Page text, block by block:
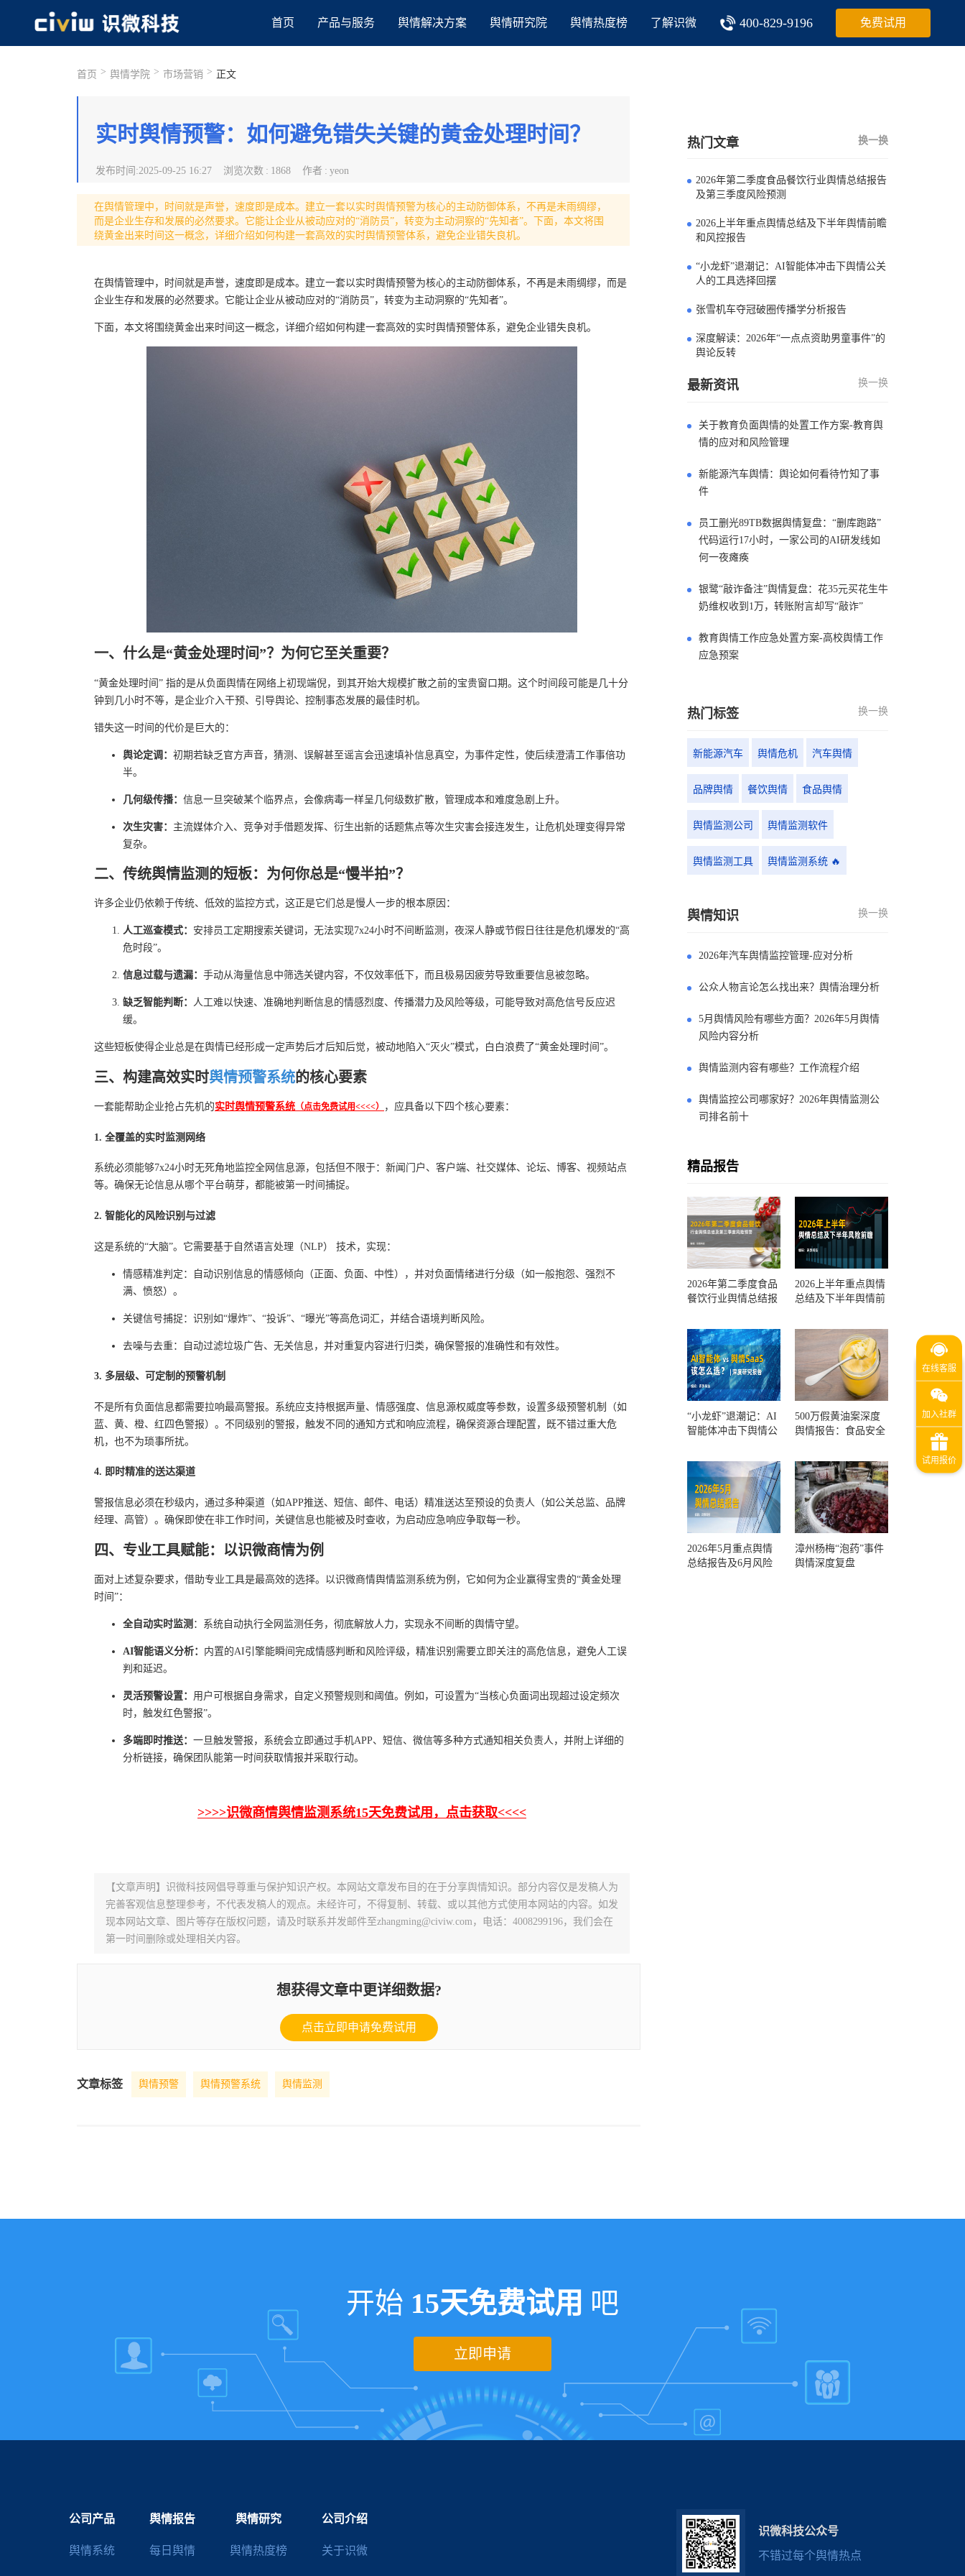
首页 产品与服务 舆情解决方案 舆情研究院 舆情热度榜 了解识微 400-829-9196 免费试用
首页 > 舆情学院 > 市场营销 > 正文
实时舆情预警：如何避免错失关键的黄金处理时间？
发布时间 :2025-09-25 16:27 浏览次数 : 1868 作者 : yeon
在舆情管理中，时间就是声誉，速度即是成本。建立一套以实时舆情预警为核心的主动防御体系，不再是未雨绸缪，
而是企业生存和发展的必然要求。它能让企业从被动应对的“消防员”，转变为主动洞察的“先知者”。下面，本文将围
绕黄金出来时间这一概念，详细介绍如何构建一套高效的实时舆情预警体系，避免企业错失良机。
在舆情管理中，时间就是声誉，速度即是成本。建立一套以实时舆情预警为核心的主动防御体系，不再是未雨绸缪，而是
企业生存和发展的必然要求。它能让企业从被动应对的“消防员”，转变为主动洞察的“先知者”。
下面，本文将围绕黄金出来时间这一概念，详细介绍如何构建一套高效的实时舆情预警体系，避免企业错失良机。
一、什么是“黄金处理时间”？为何它至关重要？
“黄金处理时间” 指的是从负面舆情在网络上初现端倪，到其开始大规模扩散之前的宝贵窗口期。这个时间段可能是几十分
钟到几小时不等，是企业介入干预、引导舆论、控制事态发展的最佳时机。
错失这一时间的代价是巨大的：
舆论定调： 初期若缺乏官方声音，猜测、误解甚至谣言会迅速填补信息真空，为事件定性，使后续澄清工作事倍功
半。
几何级传播： 信息一旦突破某个临界点，会像病毒一样呈几何级数扩散，管理成本和难度急剧上升。
次生灾害： 主流媒体介入、竞争对手借题发挥、衍生出新的话题焦点等次生灾害会接连发生，让危机处理变得异常
复杂。
二、传统舆情监测的短板：为何你总是“慢半拍”？
许多企业仍依赖于传统、低效的监控方式，这正是它们总是慢人一步的根本原因：
人工巡查模式： 安排员工定期搜索关键词，无法实现7x24小时不间断监测，夜深人静或节假日往往是危机爆发的“高
危时段”。
信息过载与遗漏： 手动从海量信息中筛选关键内容，不仅效率低下，而且极易因疲劳导致重要信息被忽略。
缺乏智能判断： 人工难以快速、准确地判断信息的情感烈度、传播潜力及风险等级，可能导致对高危信号反应迟
缓。
这些短板使得企业总是在舆情已经形成一定声势后才后知后觉，被动地陷入“灭火”模式，白白浪费了“黄金处理时间”。
三、构建高效实时舆情预警系统的核心要素
一套能帮助企业抢占先机的实时舆情预警系统 （点击免费试用<<<<） ，应具备以下四个核心要素：
1. 全覆盖的实时监测网络
系统必须能够7x24小时无死角地监控全网信息源，包括但不限于：新闻门户、客户端、社交媒体、论坛、博客、视频站点
等。确保无论信息从哪个平台萌芽，都能被第一时间捕捉。
2. 智能化的风险识别与过滤
这是系统的“大脑”。它需要基于自然语言处理（NLP） 技术，实现：
情感精准判定：自动识别信息的情感倾向（正面、负面、中性），并对负面情绪进行分级（如一般抱怨、强烈不
满、愤怒）。
关键信号捕捉：识别如“爆炸”、“投诉”、“曝光”等高危词汇，并结合语境判断风险。
去噪与去重：自动过滤垃圾广告、无关信息，并对重复内容进行归类，确保警报的准确性和有效性。
3. 多层级、可定制的预警机制
不是所有负面信息都需要拉响最高警报。系统应支持根据声量、情感强度、信息源权威度等参数，设置多级预警机制（如
蓝、黄、橙、红四色警报）。不同级别的警报，触发不同的通知方式和响应流程，确保资源合理配置，既不错过重大危
机，也不为琐事所扰。
4. 即时精准的送达渠道
警报信息必须在秒级内，通过多种渠道（如APP推送、短信、邮件、电话）精准送达至预设的负责人（如公关总监、品牌
经理、高管）。确保即使在非工作时间，关键信息也能被及时查收，为启动应急响应争取每一秒。
四、专业工具赋能：以识微商情为例
面对上述复杂要求，借助专业工具是最高效的选择。以识微商情舆情监测系统为例，它如何为企业赢得宝贵的“黄金处理
时间”：
全自动实时监测 ：系统自动执行全网监测任务，彻底解放人力，实现永不间断的舆情守望。
AI智能语义分析： 内置的AI引擎能瞬间完成情感判断和风险评级，精准识别需要立即关注的高危信息，避免人工误
判和延迟。
灵活预警设置： 用户可根据自身需求，自定义预警规则和阈值。例如，可设置为“当核心负面词出现超过设定频次
时，触发红色警报”。
多端即时推送： 一旦触发警报，系统会立即通过手机APP、短信、微信等多种方式通知相关负责人，并附上详细的
分析链接，确保团队能第一时间获取情报并采取行动。
>>>>识微商情舆情监测系统15天免费试用，点击获取<<<<
【文章声明】识微科技网倡导尊重与保护知识产权。本网站文章发布目的在于分享舆情知识。部分内容仅是发稿人为
完善客观信息整理参考，不代表发稿人的观点。未经许可，不得复制、转载、或以其他方式使用本网站的内容。如发
现本网站文章、图片等存在版权问题，请及时联系并发邮件至zhangming@civiw.com，电话：4008299196，我们会在
第一时间删除或处理相关内容。
想获得文章中更详细数据?
点击立即申请免费试用
文章标签 舆情预警 舆情预警系统 舆情监测
热门文章 换一换
2026年第二季度食品餐饮行业舆情总结报告
及第三季度风险预测
2026上半年重点舆情总结及下半年舆情前瞻
和风控报告
“小龙虾”退潮记：AI智能体冲击下舆情公关
人的工具选择回摆
张雪机车夺冠破圈传播学分析报告
深度解读：2026年“一点点资助男童事件”的
舆论反转
最新资讯 换一换
关于教育负面舆情的处置工作方案-教育舆
情的应对和风险管理
新能源汽车舆情：舆论如何看待竹知了事
件
员工删光89TB数据舆情复盘：“删库跑路”
代码运行17小时，一家公司的AI研发线如
何一夜瘫痪
银鹭“敲诈备注”舆情复盘：花35元买花生牛
奶维权收到1万，转账附言却写“敲诈”
教育舆情工作应急处置方案-高校舆情工作
应急预案
热门标签 换一换
新能源汽车 舆情危机 汽车舆情
品牌舆情 餐饮舆情 食品舆情
舆情监测公司 舆情监测软件
舆情监测工具 舆情监测系统 🔥
舆情知识 换一换
2026年汽车舆情监控管理-应对分析
公众人物言论怎么找出来？舆情治理分析
5月舆情风险有哪些方面？2026年5月舆情
风险内容分析
舆情监测内容有哪些？工作流程介绍
舆情监控公司哪家好？2026年舆情监测公
司排名前十
精品报告
2026年第二季度食品
餐饮行业舆情总结报
测
2026上半年重点舆情
总结及下半年舆情前
“小龙虾”退潮记：AI
智能体冲击下舆情公
500万假黄油案深度
舆情报告：食品安全
一环？
2026年5月重点舆情
总结报告及6月风险
漳州杨梅“泡药”事件
舆情深度复盘
开始 15天免费试用 吧
立即申请
公司产品
舆情系统
舆情报告
每日舆情
舆情研究
舆情热度榜
公司介绍
关于识微
识微科技公众号
不错过每个舆情热点